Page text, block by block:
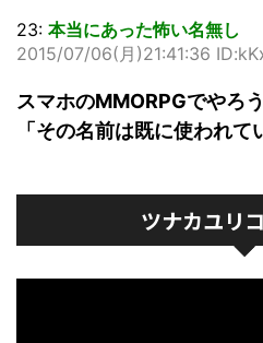
23: 本当にあった怖い名無し
2015/07/06(月)21:41:36
スマホのMMORPGでやろ
「その名前は既に使われ
ツナカユリ